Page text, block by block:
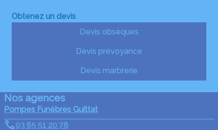
Obtenez un devis
Devis obsèques
Devis prévoyance
Devis marbrerie
Nos agences
Pompes Funèbres Guittat
03 85 51 20 78